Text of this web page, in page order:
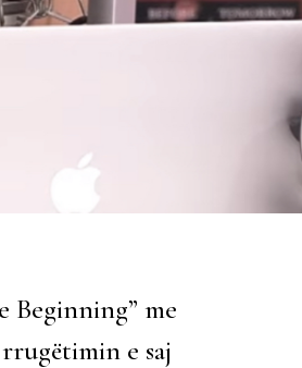
Beginning” me
e saj